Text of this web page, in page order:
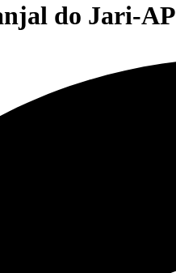
do Jari-AP